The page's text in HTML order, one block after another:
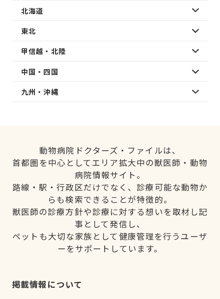
北海道
東北
甲信越・北陸
中国・四国
九州・沖縄
動物病院ドクターズ・ファイルは、
首都圏を中心としてエリア拡大中の獣医師・動物
病院情報サイト。
路線・駅・行政区だけでなく、診療可能な動物か
らも検索できることが特徴的。
獣医師の診療方針や診療に対する想いを取材し記
事として発信し、
ペットも大切な家族として健康管理を行うユーザ
ーをサポートしています。
掲載情報について